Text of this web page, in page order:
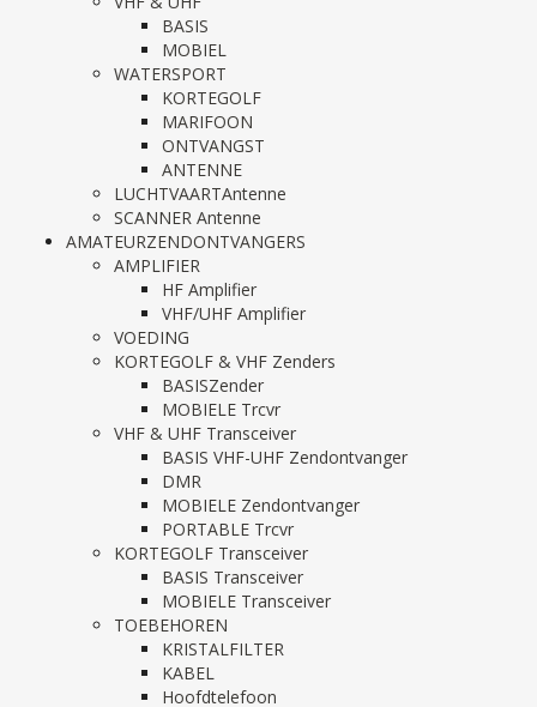
BASIS
MOBIEL
WATERSPORT
KORTEGOLF
MARIFOON
ONTVANGST
ANTENNE
LUCHTVAARTAntenne
SCANNER Antenne
AMATEURZENDONTVANGERS
AMPLIFIER
HF Amplifier
VHF/UHF Amplifier
VOEDING
KORTEGOLF & VHF Zenders
BASISZender
MOBIELE Trcvr
VHF & UHF Transceiver
BASIS VHF-UHF Zendontvanger
DMR
MOBIELE Zendontvanger
PORTABLE Trcvr
KORTEGOLF Transceiver
BASIS Transceiver
MOBIELE Transceiver
TOEBEHOREN
KRISTALFILTER
KABEL
Hoofdtelefoon